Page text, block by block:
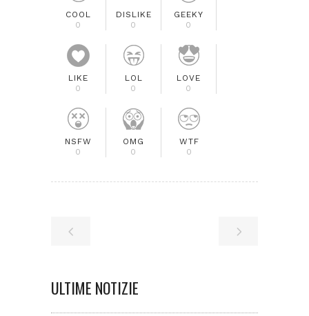
COOL
0
DISLIKE
0
GEEKY
0
LIKE
0
LOL
0
LOVE
0
NSFW
0
OMG
0
WTF
0
ULTIME NOTIZIE